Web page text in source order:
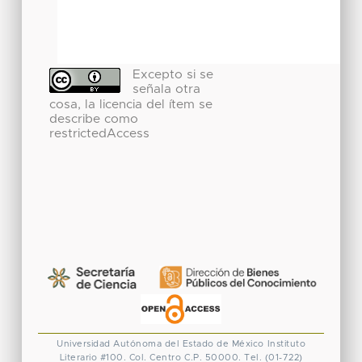
Excepto si se
señala otra
cosa, la licencia del ítem se
describe como
restrictedAccess
Universidad Autónoma del Estado de México
Instituto
Literario #100. Col. Centro C.P. 50000. Tel. (01-722)